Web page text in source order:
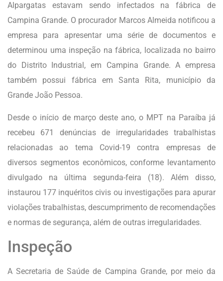
Alpargatas estavam sendo infectados na fábrica de
Campina Grande. O procurador Marcos Almeida notificou a
empresa para apresentar uma série de documentos e
determinou uma inspeção na fábrica, localizada no bairro
do Distrito Industrial, em Campina Grande. A empresa
também possui fábrica em Santa Rita, município da
Grande João Pessoa.
Desde o início de março deste ano, o MPT na Paraíba já
recebeu 671 denúncias de irregularidades trabalhistas
relacionadas ao tema Covid-19 contra empresas de
diversos segmentos econômicos, conforme levantamento
divulgado na última segunda-feira (18). Além disso,
instaurou 177 inquéritos civis ou investigações para apurar
violações trabalhistas, descumprimento de recomendações
e normas de segurança, além de outras irregularidades.
Inspeção
A Secretaria de Saúde de Campina Grande, por meio da